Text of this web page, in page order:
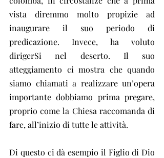
vista diremmo molto propizie ad
inaugurare il suo periodo di
predicazione. Invece, ha voluto
dirigerSi nel deserto. Il suo
atteggiamento ci mostra che quando
siamo chiamati a realizzare un’opera
importante dobbiamo prima pregare,
proprio come la Chiesa raccomanda di
fare, all’inizio di tutte le attività.
Di questo ci dà esempio il Figlio di Dio